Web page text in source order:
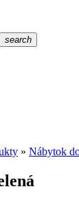
search
» Nábytok